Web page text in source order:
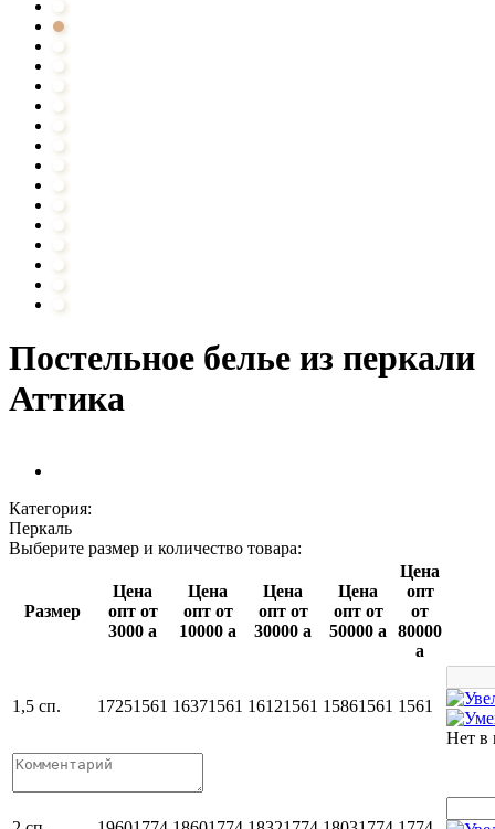
Постельное белье из перкали
Аттика
Категория:
Перкаль
Выберите размер и количество товара:
Размер
Цена
опт от
3000 a
Цена
опт от
10000 a
Цена
опт от
30000 a
Цена
опт от
50000 a
Цена
опт
от
80000
a
1,5 сп. 17251561 16371561 16121561 15861561 1561
Нет в